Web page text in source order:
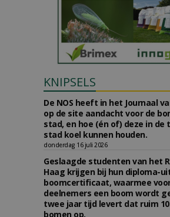
KNIPSELS
De NOS heeft in het Journaal
op de site aandacht voor de
stad, en hoe (én of) deze in de
stad koel kunnen houden.
donderdag 16 juli 2026
Geslaagde studenten van het
Haag krijgen bij hun diploma-
boomcertificaat, waarmee
deelnemers een boom wordt
twee jaar tijd levert dat ruim
bomen op.